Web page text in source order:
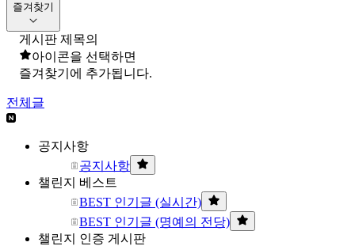
즐겨찾기
게시판 제목의
아이콘을 선택하면
즐겨찾기에 추가됩니다.
전체글
공지사항
공지사항
챌린지 베스트
BEST 인기글 (실시간)
BEST 인기글 (명예의 전당)
챌린지 인증 게시판